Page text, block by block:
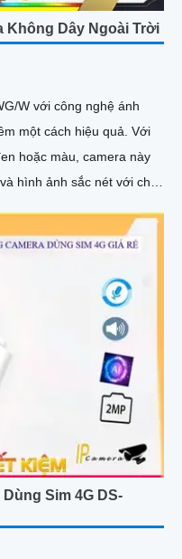
Không Dây Ngoài Trời
W với công nghệ ánh
cách hiệu quả. Với
hoặc màu, camera này
hình ảnh sắc nét với chip
Sim 4G DS-